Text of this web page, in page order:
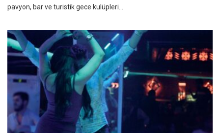
pavyon, bar ve turistik gece kulüpleri…